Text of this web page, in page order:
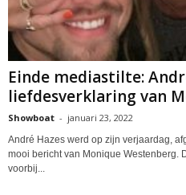
Einde mediastilte:
liefdesverklaring van
Showboat - januari 23, 2022
André Hazes werd op zijn verjaardag,
mooi bericht van Monique Westenberg.
voorbij...